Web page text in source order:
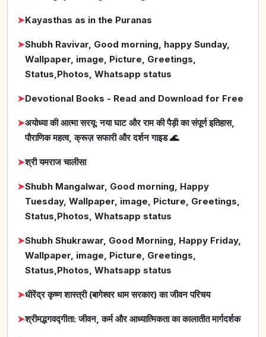
➤Kayasthas as in the Puranas
➤Shubh Ravivar, Good morning, happy Sunday,
Wallpaper, image, Picture, Greetings,
Status,Photos, Whatsapp status
➤Devotional Books - Read and Download for Free
➤अयोध्या की आत्मा सरयू: नया घाट और राम की पैड़ी का संपूर्ण इतिहास,
पौराणिक महत्व, क्रूज़ सफारी और दर्शन गाइड 🌊
➤श्री यमराज चालीसा
➤Shubh Mangalwar, Good morning, Happy
Tuesday, Wallpaper, image, Picture, Greetings,
Status,Photos, Whatsapp status
➤Shubh Shukrawar, Good Morning, Happy Friday,
Wallpaper, image, Picture, Greetings,
Status,Photos, Whatsapp status
➤धीरेंद्र कृष्ण शास्त्री (बागेश्वर धाम सरकार) का जीवन परिचय
➤श्रीमद्भगवद्गीता: जीवन, कर्म और आध्यात्मिकता का कालातीत मार्गदर्शक